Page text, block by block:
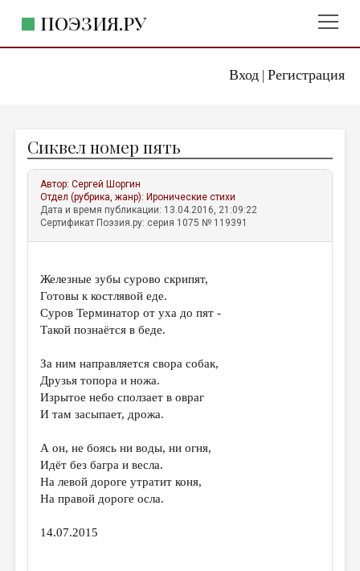
Вход| Регистрация
ПОЭЗИЯ.РУ
ЖАНРЫ
АВТОРЫ
КОММЕНТАРИИ
ЛИТСАЛОН
ПРАВИЛА САЙТА
ОТДЕЛЫ И РУБРИКИ
ИЗБРАННОЕ
ДАЙДЖЕСТ
ПРОИЗВЕДЕНИЯ
ПЕРЕВОДЫ
КОНКУРСЫ
ДЕТСКАЯ КОМНАТА
КНИЖНАЯ ПОЛКА
Сиквел номер пять
Автор:Сергей Шоргин
Отдел (рубрика, жанр): Иронические стихи
Дата и время публикации: 13.04.2016, 21:09:22
Сертификат Поэзия.ру: серия 1075 № 119391
Железные зубы сурово скрипят,
Готовы к костлявой еде.
Суров Терминатор от уха до пят -
Такой познаётся в беде.
За ним направляется свора собак,
Друзья топора и ножа.
Изрытое небо сползает в овраг
И там засыпает, дрожа.
А он, не боясь ни воды, ни огня,
Идёт без багра и весла.
На левой дороге утратит коня,
На правой дороге осла.
14.07.2015